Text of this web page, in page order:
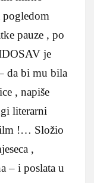
pogledom
pauze , po
je
da bi mu bila
, napiše
literarni
!… Složio
,
– i poslata u